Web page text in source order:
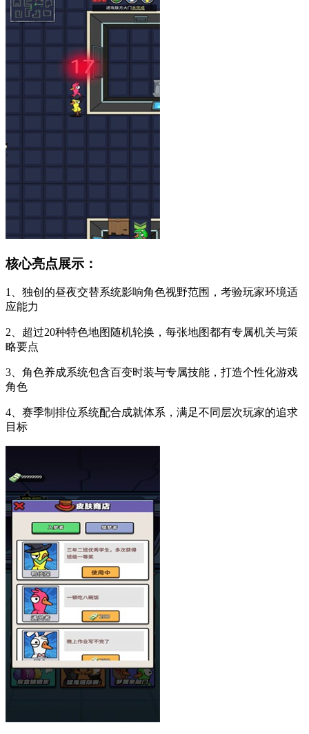
核心亮点展示：
1、独创的昼夜交替系统影响角色视野范围，考验玩家环境适
应能力
2、超过20种特色地图随机轮换，每张地图都有专属机关与策
略要点
3、角色养成系统包含百变时装与专属技能，打造个性化游戏
角色
4、赛季制排位系统配合成就体系，满足不同层次玩家的追求
目标